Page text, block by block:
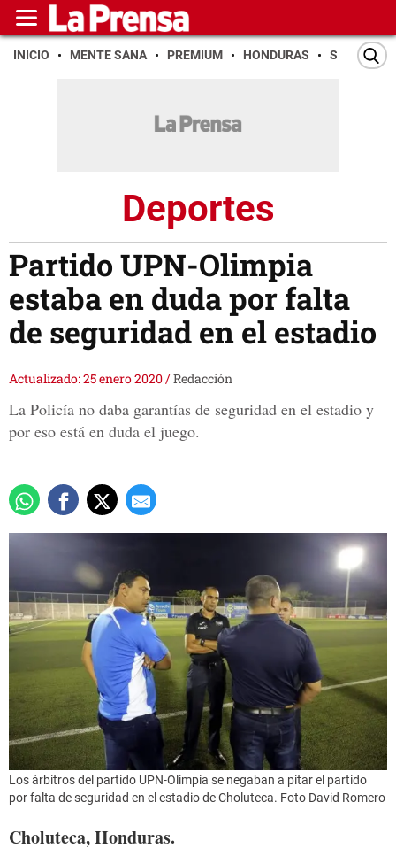
INICIO MENTE SANA PREMIUM HONDURAS SAN PEDRO
Deportes
Partido UPN-Olimpia
estaba en duda por falta
de seguridad en el estadio
Actualizado: 25 enero 2020/Redacción
La Policía no daba garantías de seguridad en el estadio y
por eso está en duda el juego.
Los árbitros del partido UPN-Olimpia se negaban a pitar el partido
por falta de seguridad en el estadio de Choluteca. Foto David Romero
Choluteca, Honduras.